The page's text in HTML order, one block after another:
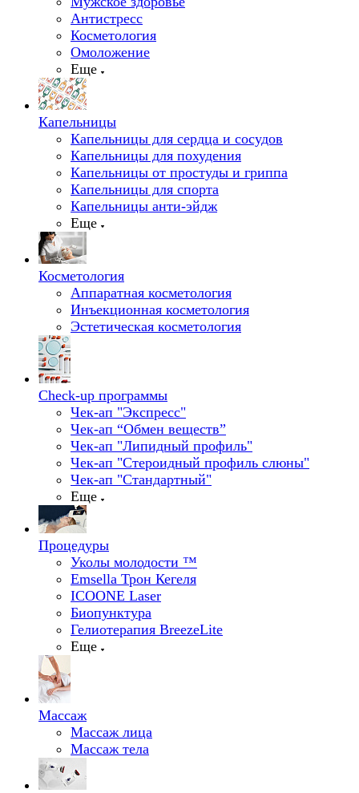
Антистресс
Косметология
Омоложение
Еще
Капельницы
Капельницы для сердца и сосудов
Капельницы для похудения
Капельницы от простуды и гриппа
Капельницы для спорта
Капельницы анти-эйдж
Еще
Косметология
Аппаратная косметология
Инъекционная косметология
Эстетическая косметология
Check-up программы
Чек-ап "Экспресс"
Чек-ап “Обмен веществ”
Чек-ап "Липидный профиль"
Чек-ап "Стероидный профиль слюны"
Чек-ап "Стандартный"
Еще
Процедуры
Уколы молодости ™
Emsella Трон Кегеля
ICOONE Laser
Биопунктура
Гелиотерапия BreezeLite
Еще
Массаж
Массаж лица
Массаж тела